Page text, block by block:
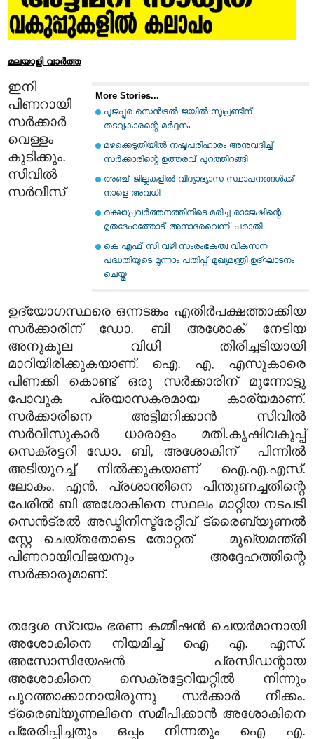
മലയാളി വാര്‍ത്ത
More Stories...
പൂജപ്പുര സെന്‍ട്രല്‍ ജയില്‍ സൂപ്രണ്ടിന്
തടവുകാരന്റെ മര്‍ദ്ദനം
മഴക്കെടുതിയില്‍ നഷ്ടപരിഹാരം അനുവദിച്ച്
സര്‍ക്കാരിന്റെ ഉത്തരവ് പുറത്തിറങ്ങി
അഞ്ച് ജില്ലകളില്‍ വിദ്യാഭ്യാസ സ്ഥാപനങ്ങള്‍ക്ക്
നാളെ അവധി
രക്ഷാപ്രവര്‍ത്തനത്തിനിടെ മരിച്ച രാജേഷിന്റെ
മൃതദേഹത്തോട് അനാദരവെന്ന് പരാതി
കെ എഫ് സി വഴി സംരംഭകത്വ വികസന
പദ്ധതിയുടെ മൂന്നാം പതിപ്പ് മുഖ്യമന്ത്രി ഉദ്ഘാടനം
ചെയ്തു
ഇനി
പിണറായി
സർക്കാർ
വെള്ളം
കുടിക്കും.
സിവിൽ
സർവീസ്
ഉദ്യോഗസ്ഥരെ ഒന്നടങ്കം എതിർപക്ഷത്താക്കിയ
സർക്കാരിന് ഡോ. ബി അശോക് നേടിയ
അനുകൂല വിധി തിരിച്ചടിയായി
മാറിയിരിക്കുകയാണ്. ഐ. എ, എസുകാരെ
പിണക്കി കൊണ്ട് ഒരു സർക്കാരിന് മുന്നോട്ടു
പോവുക പ്രയാസകരമായ കാര്യമാണ്.
സർക്കാരിനെ അട്ടിമറിക്കാൻ സിവിൽ
സർവീസുകാർ ധാരാളം മതി.കൃഷിവകുപ്പ്
സെക്രട്ടറി ഡോ. ബി, അശോകിന് പിന്നിൽ
അടിയുറച്ച് നിൽക്കുകയാണ് ഐ.എ.എസ്.
ലോകം. എൻ. പ്രശാന്തിനെ പിന്തുണച്ചതിന്റെ
പേരിൽ ബി അശോകിനെ സ്ഥലം മാറ്റിയ നടപടി
സെൻട്രൽ അഡ്മിനിസ്ട്രേറ്റീവ് ട്രൈബ്യൂണൽ
സ്റ്റേ ചെയ്തതോടെ തോറ്റത് മുഖ്യമന്ത്രി
പിണറായിവിജയനും അദ്ദേഹത്തിന്റെ
സർക്കാരുമാണ്.
തദ്ദേശ സ്വയം ഭരണ കമ്മീഷൻ ചെയർമാനായി
അശോകിനെ നിയമിച്ച് ഐ എ. എസ്.
അസോസിയേഷൻ പ്രസിഡന്റായ
അശോകിനെ സെക്രട്ടേറിയറ്റിൽ നിന്നും
പുറത്താക്കാനായിരുന്നു സർക്കാർ നീക്കം.
ട്രൈബ്യൂണലിനെ സമീപിക്കാൻ അശോകിനെ
പ്രേരിപ്പിച്ചതും ഒപ്പം നിന്നതും ഐ എ.